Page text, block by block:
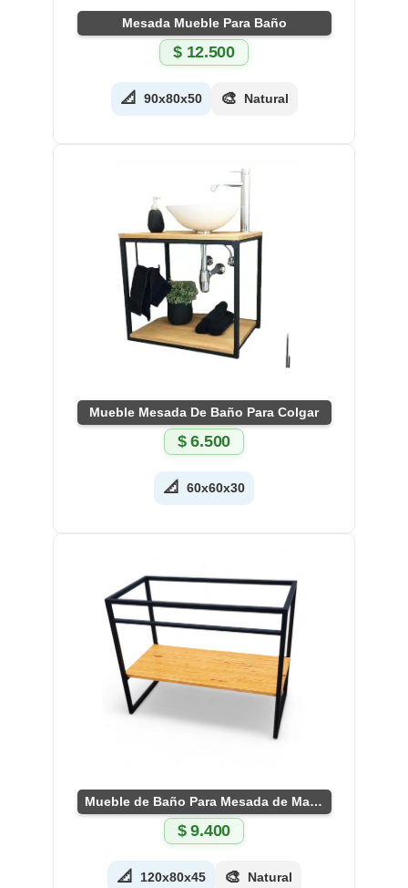
Mesada Mueble Para Baño
$12.500
📐 90x80x50 🎨 Natural
Mueble Mesada De Baño Para Colgar
$6.500
📐 60x60x30
Mueble de Baño Para Mesada de Marmol
$9.400
📐 120x80x45 🎨 Natural